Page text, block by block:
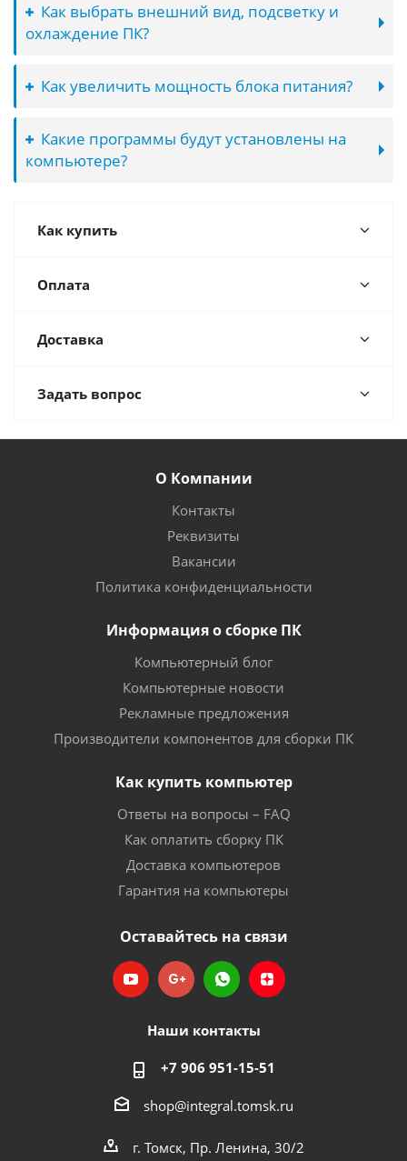
Как выбрать внешний вид, подсветку и
охлаждение ПК?
Как увеличить мощность блока питания?
Какие программы будут установлены на
компьютере?
Как купить
Оплата
Доставка
Задать вопрос
О Компании
Контакты
Реквизиты
Вакансии
Политика конфиденциальности
Информация о сборке ПК
Компьютерный блог
Компьютерные новости
Рекламные предложения
Производители компонентов для сборки ПК
Как купить компьютер
Ответы на вопросы – FAQ
Как оплатить сборку ПК
Доставка компьютеров
Гарантия на компьютеры
Оставайтесь на связи
Наши контакты
+7 906 951-15-51
shop@integral.tomsk.ru
г. Томск, Пр. Ленина, 30/2